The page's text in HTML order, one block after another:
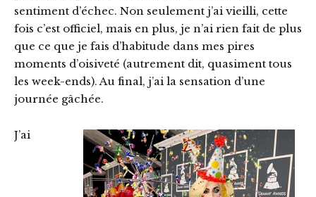
sentiment d’échec. Non seulement j’ai vieilli, cette
fois c’est officiel, mais en plus, je n’ai rien fait de plus
que ce que je fais d’habitude dans mes pires
moments d’oisiveté (autrement dit, quasiment tous
les week-ends). Au final, j’ai la sensation d’une
journée gâchée.
J’ai